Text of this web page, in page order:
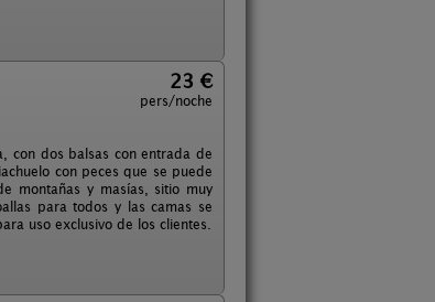
23 €
pers/noche
con dos balsas con entrada de
con peces que se puede
montañas y masías, sitio muy
para todos y las camas se
uso exclusivo de los clientes.